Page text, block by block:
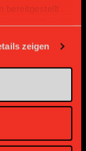
bereitgestellt
zeigen